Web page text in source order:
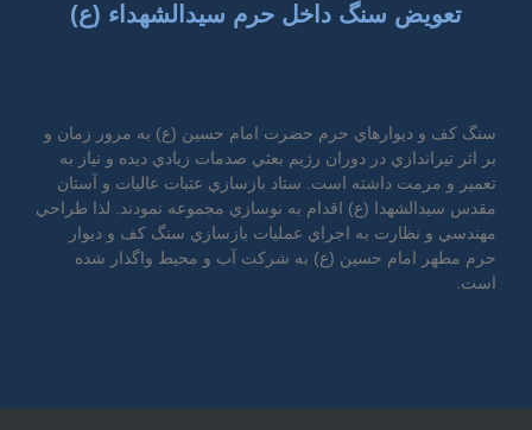
تعويض سنگ داخل حرم سيدالشهداء (ع)
سنگ كف و ديوارهاي حرم حضرت امام حسين (ع) به مرور زمان و
بر اثر تيراندازي در دوران رژيم بعثي صدمات زيادي ديده و نياز به
تعمير و مرمت داشته است. ستاد بازسازي عتبات عاليات و آستان
مقدس سيدالشهدا (ع) اقدام به نوسازي مجموعه نمودند. لذا طراحي
مهندسي و نظارت به اجراي عمليات بازسازي سنگ كف و ديوار
حرم مطهر امام حسين (ع) به شركت آب و محيط واگذار شده
است.